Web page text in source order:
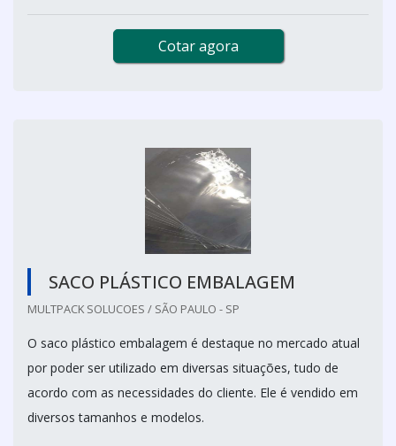
Cotar agora
SACO PLÁSTICO EMBALAGEM
MULTPACK SOLUCOES / SÃO PAULO - SP
O saco plástico embalagem é destaque no mercado atual
por poder ser utilizado em diversas situações, tudo de
acordo com as necessidades do cliente. Ele é vendido em
diversos tamanhos e modelos.